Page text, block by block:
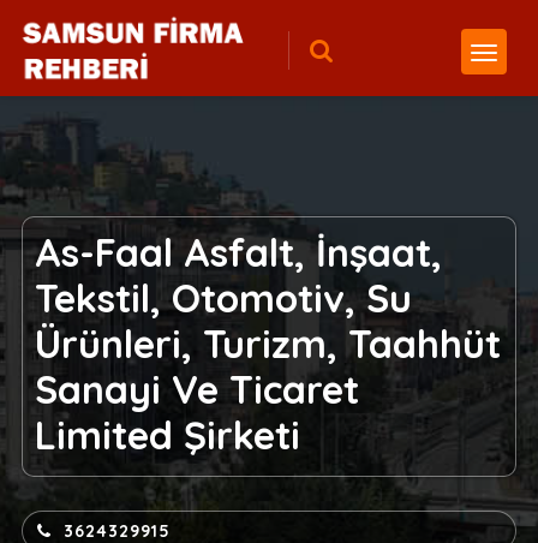
As-Faal Asfalt, İnşaat,
Tekstil, Otomotiv, Su
Ürünleri, Turizm, Taahhüt
Sanayi Ve Ticaret
Limited Şirketi
3624329915